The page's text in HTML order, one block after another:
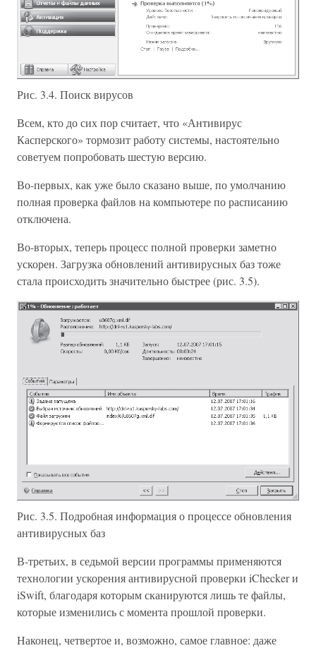
Рис. 3.4. Поиск вирусов
Всем, кто до сих пор считает, что «Антивирус
Касперского» тормозит работу системы, настоятельно
советуем попробовать шестую версию.
Во-первых, как уже было сказано выше, по умолчанию
полная проверка файлов на компьютере по расписанию
отключена.
Во-вторых, теперь процесс полной проверки заметно
ускорен. Загрузка обновлений антивирусных баз тоже
стала происходить значительно быстрее (рис. 3.5).
Рис. 3.5. Подробная информация о процессе обновления
антивирусных баз
В-третьих, в седьмой версии программы применяются
технологии ускорения антивирусной проверки iChecker и
iSwift, благодаря которым сканируются лишь те файлы,
которые изменились с момента прошлой проверки.
Наконец, четвертое и, возможно, самое главное: даже